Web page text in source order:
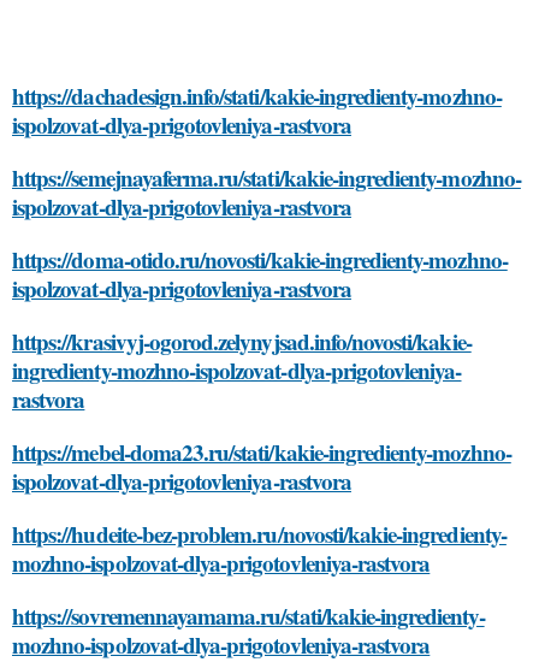
https://dachadesign.info/stati/kakie-ingredienty-mozhno-
ispolzovat-dlya-prigotovleniya-rastvora
https://semejnayaferma.ru/stati/kakie-ingredienty-mozhno-
ispolzovat-dlya-prigotovleniya-rastvora
https://doma-otido.ru/novosti/kakie-ingredienty-mozhno-
ispolzovat-dlya-prigotovleniya-rastvora
https://krasivyj-ogorod.zelynyjsad.info/novosti/kakie-
ingredienty-mozhno-ispolzovat-dlya-prigotovleniya-
rastvora
https://mebel-doma23.ru/stati/kakie-ingredienty-mozhno-
ispolzovat-dlya-prigotovleniya-rastvora
https://hudeite-bez-problem.ru/novosti/kakie-ingredienty-
mozhno-ispolzovat-dlya-prigotovleniya-rastvora
https://sovremennayamama.ru/stati/kakie-ingredienty-
mozhno-ispolzovat-dlya-prigotovleniya-rastvora